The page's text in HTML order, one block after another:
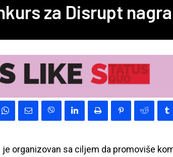
za Disrupt
organizovan sa ciljem da promoviše